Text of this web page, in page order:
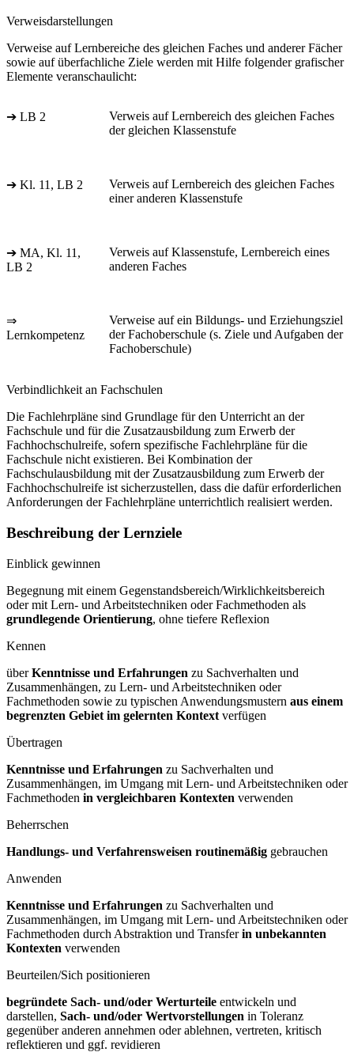
Verweisdarstellungen
Verweise auf Lernbereiche des gleichen Faches und anderer Fächer
sowie auf überfachliche Ziele werden mit Hilfe folgender grafischer
Elemente veranschaulicht:
➔ LB 2
Verweis auf Lernbereich des gleichen Faches
der gleichen Klassenstufe
➔ Kl. 11, LB 2
Verweis auf Lernbereich des gleichen Faches
einer anderen Klassenstufe
➔ MA, Kl. 11,
LB 2
Verweis auf Klassenstufe, Lernbereich eines
anderen Faches
⇒
Lernkompetenz
Verweise auf ein Bildungs- und Erziehungsziel
der Fachoberschule (s. Ziele und Aufgaben der
Fachoberschule)
Verbindlichkeit an Fachschulen
Die Fachlehrpläne sind Grundlage für den Unterricht an der
Fachschule und für die Zusatzausbildung zum Erwerb der
Fachhochschulreife, sofern spezifische Fachlehrpläne für die
Fachschule nicht existieren. Bei Kombination der
Fachschulausbildung mit der Zusatzausbildung zum Erwerb der
Fachhochschulreife ist sicherzustellen, dass die dafür erforderlichen
Anforderungen der Fachlehrpläne unterrichtlich realisiert werden.
Beschreibung der Lernziele
Einblick gewinnen
Begegnung mit einem Gegenstandsbereich/Wirklichkeitsbereich
oder mit Lern- und Arbeitstechniken oder Fachmethoden als
grundlegende Orientierung, ohne tiefere Reflexion
Kennen
überKenntnisse und Erfahrungen zu Sachverhalten und
Zusammenhängen, zu Lern- und Arbeitstechniken oder
Fachmethoden sowie zu typischen Anwendungsmustern aus einem
begrenzten Gebiet im gelernten Kontext verfügen
Übertragen
Kenntnisse und Erfahrungen zu Sachverhalten und
Zusammenhängen, im Umgang mit Lern- und Arbeitstechniken oder
Fachmethoden in vergleichbaren Kontexten verwenden
Beherrschen
Handlungs- und Verfahrensweisen routinemäßig gebrauchen
Anwenden
Kenntnisse und Erfahrungen zu Sachverhalten und
Zusammenhängen, im Umgang mit Lern- und Arbeitstechniken oder
Fachmethoden durch Abstraktion und Transferin unbekannten
Kontexten verwenden
Beurteilen/Sich positionieren
begründete Sach- und/oder Werturteile entwickeln und
darstellen, Sach- und/oder Wertvorstellungen in Toleranz
gegenüber anderen annehmen oder ablehnen, vertreten, kritisch
reflektieren und ggf. revidieren